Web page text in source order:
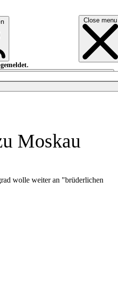
Close menu
Anmelden
Moskau
wolle weiter an "brüderlichen